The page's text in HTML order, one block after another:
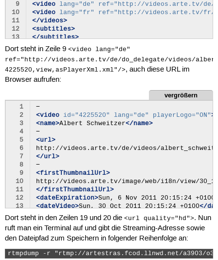
111
112
113
114
115
117
118
119
120
123
124
125
126
127
128
<quality>veryhigh</quality>
−
<url>
</url>
<height>384</height>
<width>688</width>
<videoBitrate>1400000 </videoBitrate>
</formitaeten>
<socialBookmarks> true
</socialBookmarks>
<copyright/>
9
10
11
12
13
14
16
17
18
<video
lang="de" ref="http://videos.arte.tv/de/
<video
lang="fr" ref="http://videos.arte.tv/fr/
</videos>
<subtitles>
</subtitles>
<service name= "fullscreen" allow="true"
<service
name="share" allow="true"
<service
<embed>
<disallow>
defrancisation.com</disallow>
</videoref>
Dort steht in Zeile 9 <video lang="de"
ref="http://videos.arte.tv/de/do_delegate/videos/
4225520,view,asPlayerXml.xml"/>, auch diese URL im
Browser aufrufen:
vergrößern
  1
  2
  3
  4
  5
  6
  7
  8
  9
10
11
12
13
14
16
17
18
19
<video
id="4225520" lang="de" playerLogo="ON">
<name>Albert Schweitzer</name>
<url>
</url>
<firstThumbnailUrl>
</firstThumbnailUrl>
<dateExpiration>Sun, 6 Nov 2011 20:15:24 +0100
<dateVideo>Sun, 30 Oct 2011 20:15:24 +0100</
<numberOfViews>341</numberOfViews>
<urls>
−
<url
quality="hd">
Dort steht in den Zeilen 19 und 20 die <url quality="hd">. Nun
ruft man ein Terminal auf und gibt die Streaming-Adresse sowie
den Dateipfad zum Speichern in folgender Reihenfolge an:
rtmpdump -r "rtmp://artestras.fcod.llnwd.net/a3903/o35/